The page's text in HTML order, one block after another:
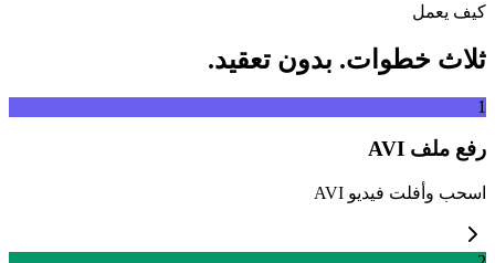
كيف يعمل
ثلاث خطوات. بدون تعقيد.
1
رفع ملف AVI
اسحب وأفلت فيديو AVI